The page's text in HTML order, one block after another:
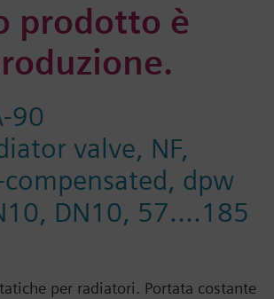
prodotto è
90
valve, NF,
compensated, dpw
DN10, 57....185
per radiatori. Portata costante